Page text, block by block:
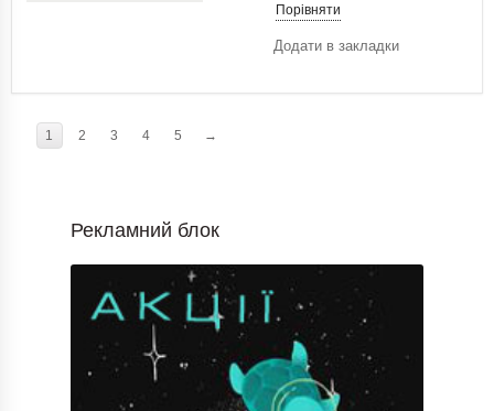
Порівняти
Додати в закладки
1 2 3 4 5 →
Рекламний блок